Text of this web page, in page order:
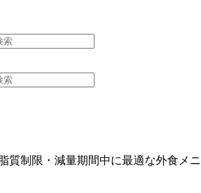
質制限・減量期間中に最適な外食メ